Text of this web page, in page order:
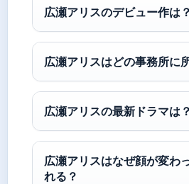
広瀬アリスのデビュー作は？
広瀬アリスはどの事務所に
広瀬アリスの最新ドラマは？
広瀬アリスはなぜ顔が変わ
れる？